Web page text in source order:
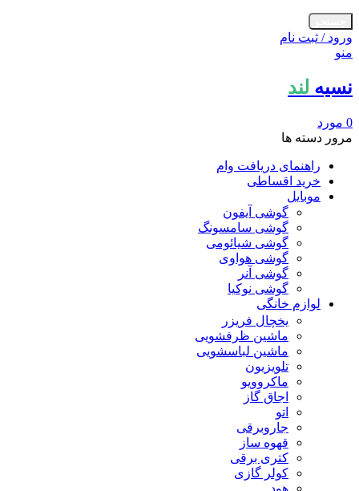
ورود / ثبت نام
منو
نسیه لند
0 مورد
مرور دسته ها
راهنمای دریافت وام
خرید اقساطی
موبایل
گوشی آیفون
گوشی سامسونگ
گوشی شیائومی
گوشی هواوی
گوشی آنر
گوشی نوکیا
لوازم خانگی
یخچال فریزر
ماشین ظرفشویی
ماشین لباسشویی
تلویزیون
ماکروویو
اجاق گاز
اتو
جاروبرقی
قهوه ساز
کتری برقی
کولر گازی
هود